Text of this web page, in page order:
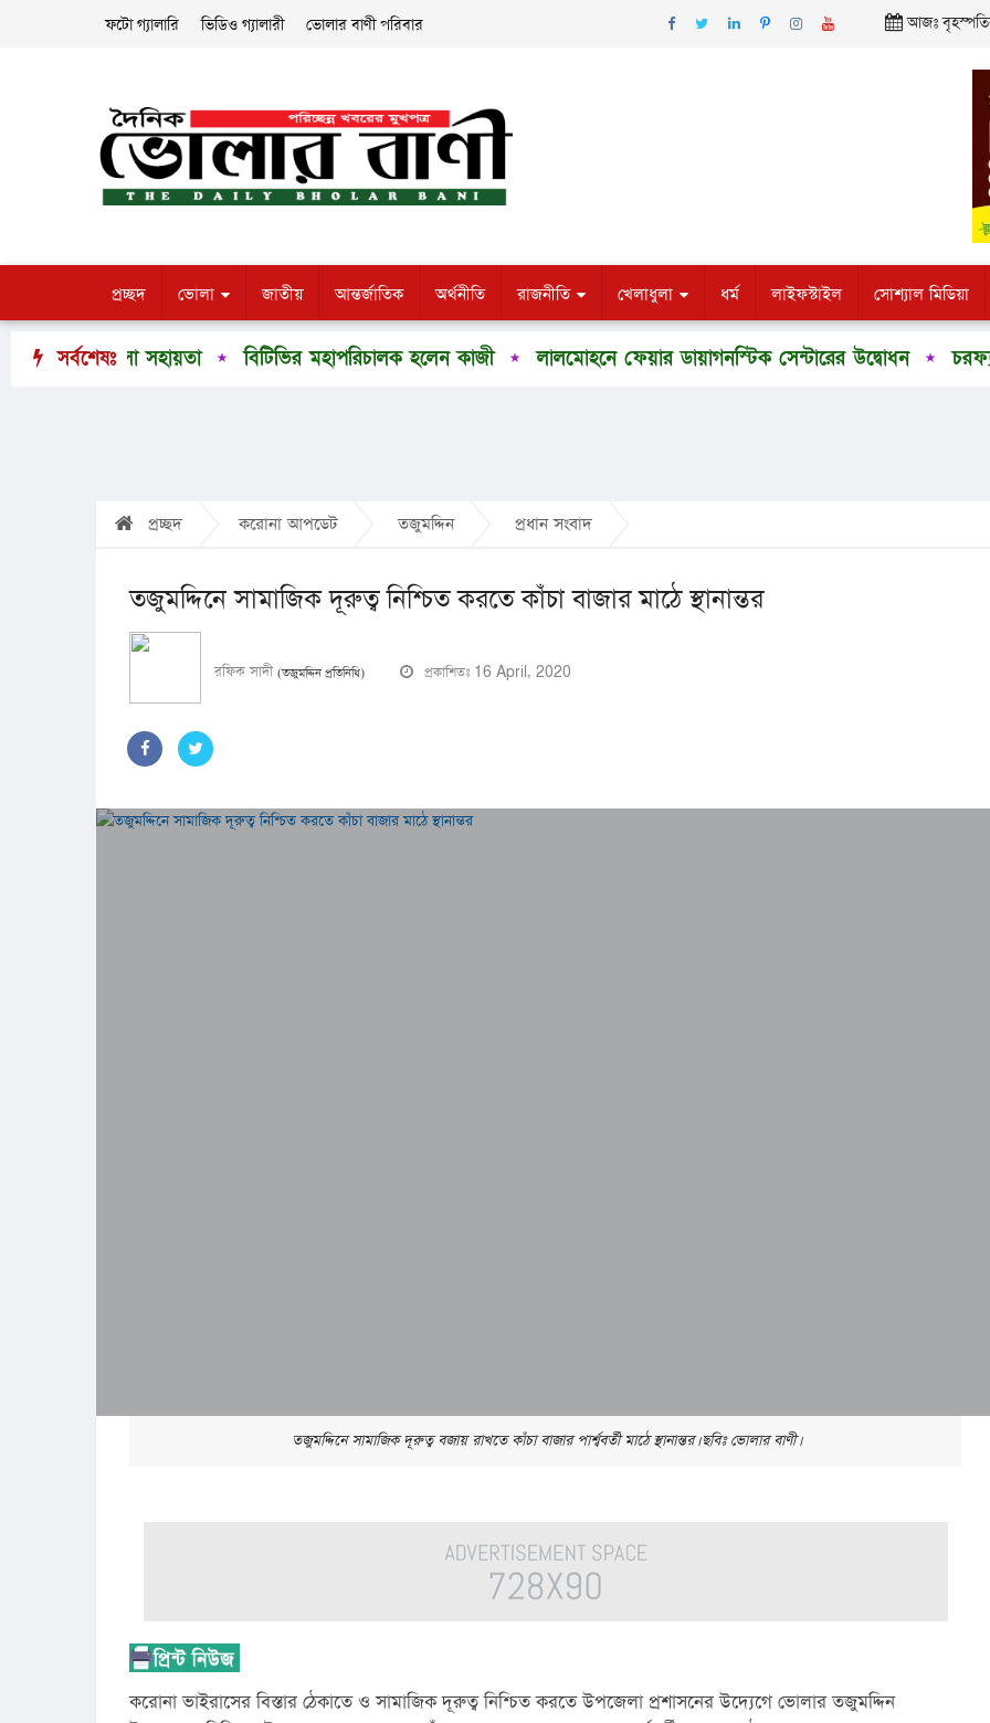
ফটো গ্যালারি ভিডিও গ্যালারী ভোলার বাণী পরিবার আজঃ
প্রচ্ছদ ভোলা জাতীয় আন্তর্জাতিক অর্থনীতি রাজনীতি খেলাধুলা ধর্ম লাইফস্টাইল সোশ্যাল মিডিয়া
সর্বশেষঃ
চিকিৎসা সহায়তা বিটিভির মহাপরিচালক হলেন কাজী লালমোহনে ফেয়ার ডায়াগনস্টিক সেন্টারের উদ্বোধন চরফ্যাশনে
প্রচ্ছদ করোনা আপডেট তজুমদ্দিন প্রধান সংবাদ
তজুমদ্দিনে সামাজিক দূরুত্ব নিশ্চিত করতে কাঁচা বাজার মাঠে স্থানান্তর
রফিক সাদী (তজুমদ্দিন প্রতিনিধি) প্রকাশিতঃ 16 April, 2020
তজুমদ্দিনে সামাজিক দূরুত্ব বজায় রাখতে কাঁচা বাজার পার্শ্ববর্তী মাঠে স্থানান্তর। ছবিঃ ভোলার বাণী।
করোনা ভাইরাসের বিস্তার ঠেকাতে ও সামাজিক দূরুত্ব নিশ্চিত করতে উপজেলা প্রশাসনের উদ্যেগে ভোলার তজুমদ্দিন